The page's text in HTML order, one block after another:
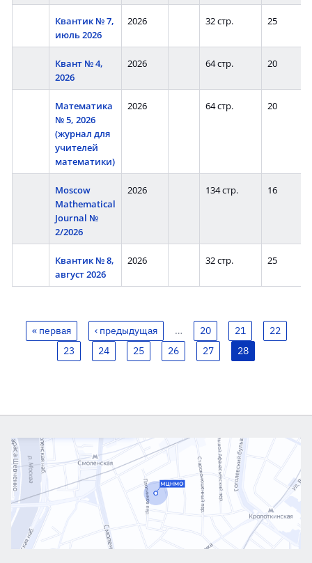
Квантик № 7,
июль 2026
2026 32 стр. 25
Квант № 4,
2026
2026 64 стр. 20
Математика
№ 5, 2026
(журнал для
учителей
математики)
2026 64 стр. 20
Moscow
Mathematical
Journal №
2/2026
2026 134 стр. 16
Квантик № 8,
август 2026
2026 32 стр. 25
« первая ‹ предыдущая … 20 21
22
23
24 25 26 27 28